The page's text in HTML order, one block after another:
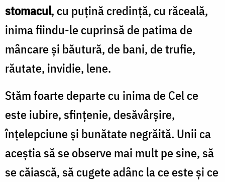
stomacul, cu puţină credinţă, cu răceală,
inima fiindu-le cuprinsă de patima de
mâncare şi băutură, de bani, de trufie,
răutate, invidie, lene.
Stăm foarte departe cu inima de Cel ce
este iubire, sfinţenie, desăvârşire,
înţelepciune şi bunătate negrăită. Unii ca
aceştia să se observe mai mult pe sine, să
se căiască, să cugete adânc la ce este şi ce